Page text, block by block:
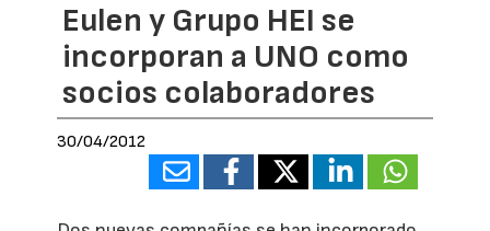
Eulen y Grupo HEI se
incorporan a UNO como
socios colaboradores
30/04/2012